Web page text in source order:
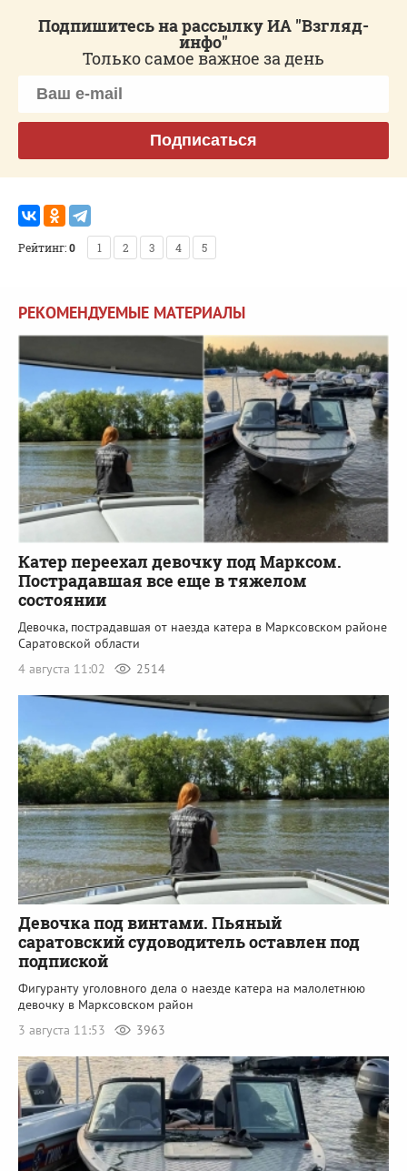
Подпишитесь на рассылку ИА "Взгляд-
инфо"
Только самое важное за день
Подписаться
Рейтинг:0 1 2 3 4 5
РЕКОМЕНДУЕМЫЕ МАТЕРИАЛЫ
Катер переехал девочку под Марксом.
Пострадавшая все еще в тяжелом
состоянии
Девочка, пострадавшая от наезда катера в Марксовском районе
Саратовской области
4 августа 11:02
2514
Девочка под винтами. Пьяный
саратовский судоводитель оставлен под
подпиской
Фигуранту уголовного дела о наезде катера на малолетнюю
девочку в Марксовском район
3 августа 11:53
3963